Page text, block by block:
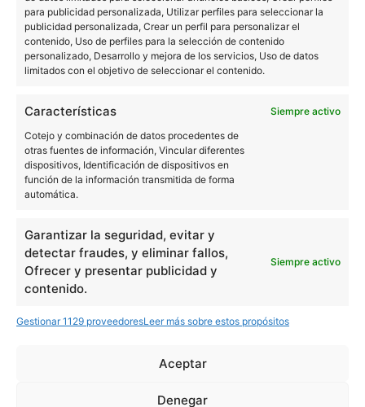
para publicidad personalizada, Utilizar perfiles para seleccionar la
publicidad personalizada, Crear un perfil para personalizar el
contenido, Uso de perfiles para la selección de contenido
personalizado, Desarrollo y mejora de los servicios, Uso de datos
limitados con el objetivo de seleccionar el contenido.
Características
Siempre activo
Cotejo y combinación de datos procedentes de
otras fuentes de información, Vincular diferentes
dispositivos, Identificación de dispositivos en
función de la información transmitida de forma
automática.
Garantizar la seguridad, evitar y
detectar fraudes, y eliminar fallos,
Ofrecer y presentar publicidad y
contenido.
Siempre activo
Gestionar 1129 proveedoresLeer más sobre estos propósitos
Aceptar
Denegar
Comunidad
Dónde comprar
Términos de uso Política de privacidad